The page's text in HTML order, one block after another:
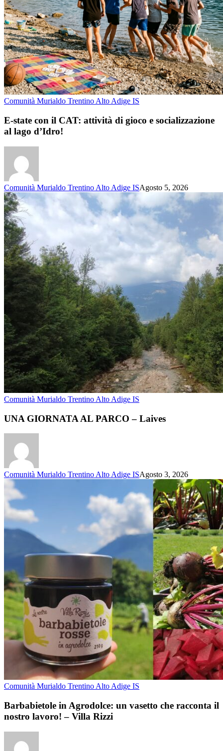
Comunità Murialdo Trentino Alto Adige IS
E-state con il CAT: attività di gioco e socializzazione
al lago d’Idro!
Comunità Murialdo Trentino Alto Adige ISAgosto 5, 2026
Comunità Murialdo Trentino Alto Adige IS
UNA GIORNATA AL PARCO – Laives
Comunità Murialdo Trentino Alto Adige ISAgosto 3, 2026
Comunità Murialdo Trentino Alto Adige IS
Barbabietole in Agrodolce: un vasetto che racconta il
nostro lavoro! – Villa Rizzi